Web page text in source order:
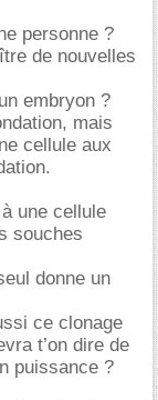
personne ?
de nouvelles
embryon ?
mais
cellule aux
une cellule
souches
donne un
ce clonage
t’on dire de
puissance ?